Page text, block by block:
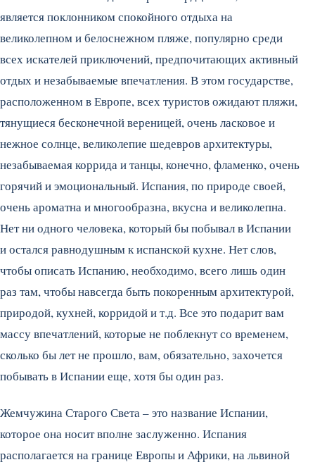
является поклонником спокойного отдыха на
великолепном и белоснежном пляже, популярно среди
всех искателей приключений, предпочитающих активный
отдых и незабываемые впечатления. В этом государстве,
расположенном в Европе, всех туристов ожидают пляжи,
тянущиеся бесконечной вереницей, очень ласковое и
нежное солнце, великолепие шедевров архитектуры,
незабываемая коррида и танцы, конечно, фламенко, очень
горячий и эмоциональный. Испания, по природе своей,
очень ароматна и многообразна, вкусна и великолепна.
Нет ни одного человека, который бы побывал в Испании
и остался равнодушным к испанской кухне. Нет слов,
чтобы описать Испанию, необходимо, всего лишь один
раз там, чтобы навсегда быть покоренным архитектурой,
природой, кухней, корридой и т.д. Все это подарит вам
массу впечатлений, которые не поблекнут со временем,
сколько бы лет не прошло, вам, обязательно, захочется
побывать в Испании еще, хотя бы один раз.
Жемчужина Старого Света – это название Испании,
которое она носит вполне заслуженно. Испания
располагается на границе Европы и Африки, на львиной